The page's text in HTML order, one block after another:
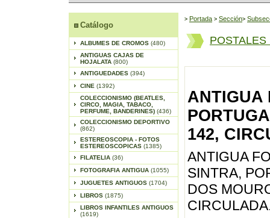
Catálogo
ALBUMES DE CROMOS (480)
ANTIGUAS CAJAS DE
HOJALATA (800)
ANTIGUEDADES (394)
CINE (1392)
COLECCIONISMO (BEATLES,
CIRCO, MAGIA, TABACO,
PERFUME, BANDERINES) (436)
COLECCIONISMO DEPORTIVO
(862)
ESTEREOSCOPIA - FOTOS
ESTEREOSCOPICAS (1385)
FILATELIA (36)
FOTOGRAFIA ANTIGUA (1055)
JUGUETES ANTIGUOS (1704)
LIBROS (1875)
LIBROS INFANTILES ANTIGUOS
(1619)
> Portada > Sección>
POSTALES
ANTIGUA
142,
ANTIGUA
SINTRA,
DOS